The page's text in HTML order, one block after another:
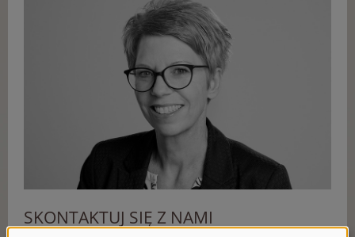
SKONTAKTUJ SIĘ Z NAMI